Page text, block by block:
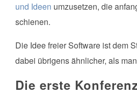
und Ideen umzusetzen, die
schienen.
Die Idee freier Software ist dem
dabei übrigens ähnlicher, als
Die erste